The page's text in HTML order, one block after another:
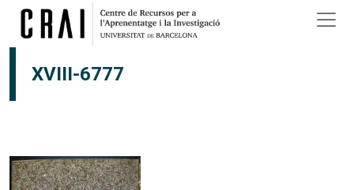
Vés al contingut
XVIII-6777